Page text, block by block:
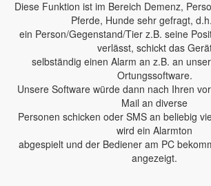
Diese Funktion ist im Bereich Demenz,
Pferde, Hunde sehr gefragt,
ein Person/Gegenstand/Tier z.B. seine
verlässt, schickt das
selbständig einen Alarm an z.B. an
Ortungssoftware.
Unsere Software würde dann nach Ihren
Mail an diverse
Personen schicken oder SMS an beliebig
wird ein Alarmton
abgespielt und der Bediener am PC
angezeigt.